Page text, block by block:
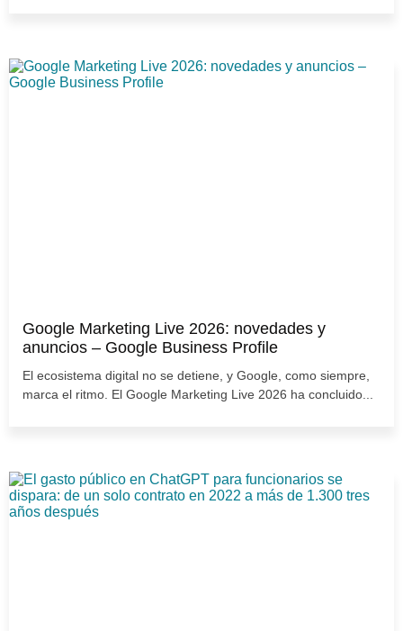
Google Marketing Live 2026: novedades y
anuncios – Google Business Profile
El ecosistema digital no se detiene, y Google, como siempre,
marca el ritmo. El Google Marketing Live 2026 ha concluido...